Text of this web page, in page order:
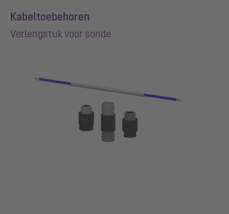
Kabeltoebehoren
Verlengstuk voor sonde